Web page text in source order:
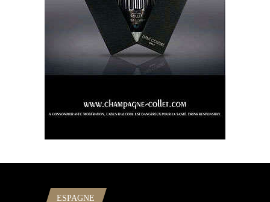
ESPAGNE